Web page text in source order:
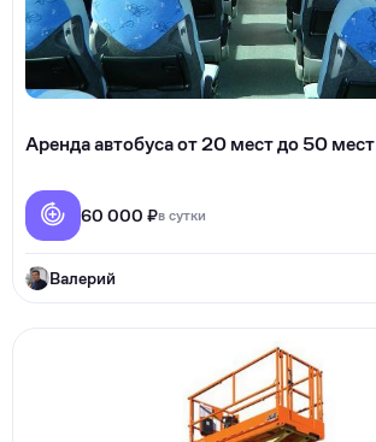
Аренда автобуса от 20 мест до 50 мест
60 000 ₽в сутки
Валерий